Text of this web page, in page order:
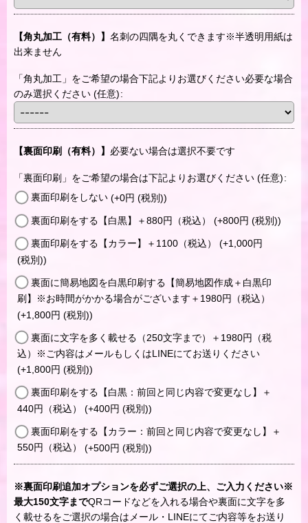
【角丸加工（有料）】 名刺の四隅を丸くできます※半透明用紙は
出来ません
「角丸加工」をご希望の場合下記よりお選びください必要な場合
のみ選択ください (任意):
【裏面印刷（有料）】 必要ない場合は選択不要です
「裏面印刷」をご希望の場合は下記よりお選びください (任意):
裏面印刷をしない (+0円 (税別))
裏面印刷をする【白黒】＋880円（税込） (+800円 (税別))
裏面印刷をする【カラー】＋1100（税込） (+1,000円
(税別))
裏面に簡易地図を白黒印刷する【簡易地図作成＋白黒印
刷】※お時間がかかる場合がございます＋1980円（税込）
(+1,800円 (税別))
裏面に文字を多く載せる（250文字まで）＋1980円（税
込）※ご内容はメールもしくはLINEにてお送りください
(+1,800円 (税別))
裏面印刷をする【白黒：前回と同じ内容で変更なし】＋
440円（税込） (+400円 (税別))
裏面印刷をする【カラー：前回と同じ内容で変更なし】＋
550円（税込） (+500円 (税別))
※裏面印刷追加オプションを必ずご選択の上、ご入力ください※
最大150文字までQRコードなどを入れる場合や裏面に文字を多
く載せるをご選択の場合はメール・LINEにてご内容等をお送り